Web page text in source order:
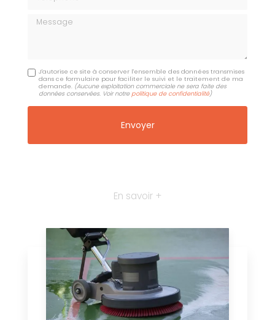
Message
J'autorise ce site à conserver l'ensemble des données transmises
dans ce formulaire pour faciliter le suivi et le traitement de ma
demande. (Aucune exploitation commerciale ne sera faite des
données conservées. Voir notre politique de confidentialité)
En savoir +